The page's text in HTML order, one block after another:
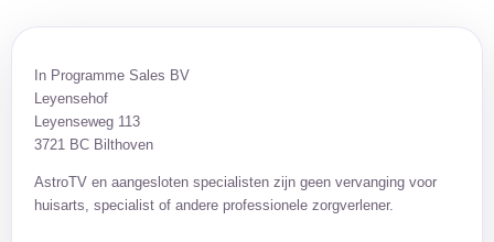
In Programme Sales BV
Leyensehof
Leyenseweg 113
3721 BC Bilthoven
AstroTV en aangesloten specialisten zijn geen vervanging voor
huisarts, specialist of andere professionele zorgverlener.